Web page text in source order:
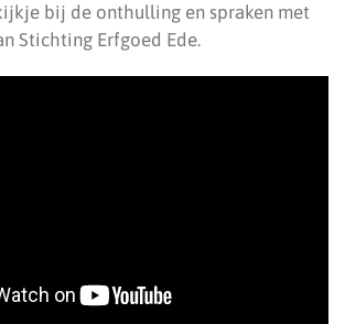
bij de onthulling en spraken met
Stichting Erfgoed Ede.